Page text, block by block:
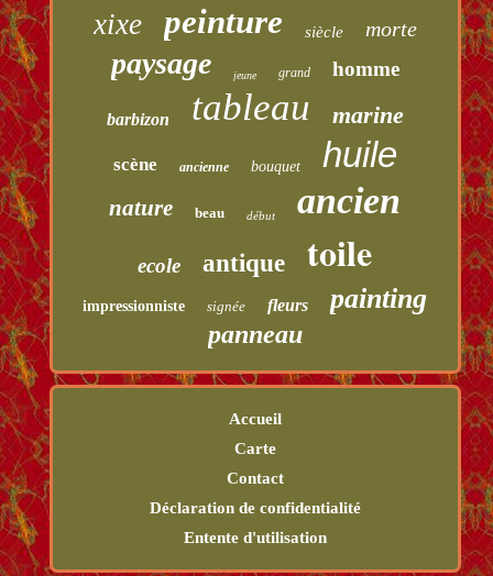
xixe peinture siècle morte
paysage jeune grand homme
barbizon tableau marine
scène ancienne bouquet huile
nature beau début ancien
ecole antique toile
impressionniste signée fleurs painting
panneau
Accueil
Carte
Contact
Déclaration de confidentialité
Entente d'utilisation